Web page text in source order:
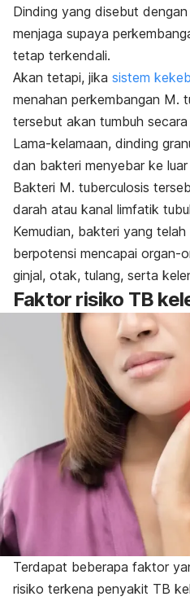
Dinding yang disebut
menjaga supaya
tetap terkendali.
Akan tetapi, jika sistem
menahan perkembangan M.
tersebut akan tumbuh
Lama-kelamaan, dinding
dan bakteri menyebar ke luar
Bakteri M. tuberculosis
darah atau kanal limfatik
Kemudian, bakteri yang telah
berpotensi mencapai organ-
ginjal, otak, tulang, serta
Faktor risiko TB
Terdapat beberapa faktor
risiko terkena penyakit TB